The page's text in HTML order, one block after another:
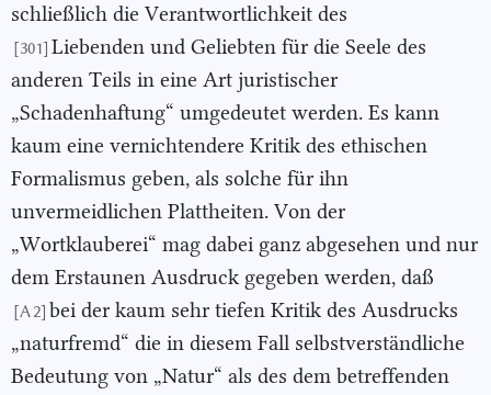
schließlich die Verantwortlichkeit des
[301] Liebenden und Geliebten für die Seele des
anderen Teils in eine Art juristischer
„Schadenhaftung“ umgedeutet werden. Es kann
kaum eine vernichtendere Kritik des ethischen
Formalismus geben, als solche für ihn
unvermeidlichen Plattheiten. Von der
„Wortklauberei“ mag dabei ganz abgesehen und nur
dem Erstaunen Ausdruck gegeben werden, daß
[A 2] bei der kaum sehr tiefen Kritik des Ausdrucks
„naturfremd“ die in diesem Fall selbstverständliche
Bedeutung von „Natur“ als des dem betreffenden